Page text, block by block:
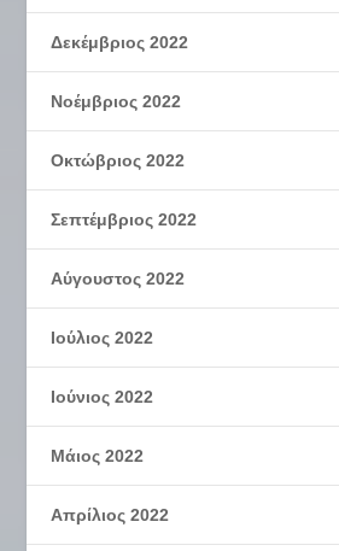
Δεκέμβριος 2022
Νοέμβριος 2022
Οκτώβριος 2022
Σεπτέμβριος 2022
Αύγουστος 2022
Ιούλιος 2022
Ιούνιος 2022
Μάιος 2022
Απρίλιος 2022